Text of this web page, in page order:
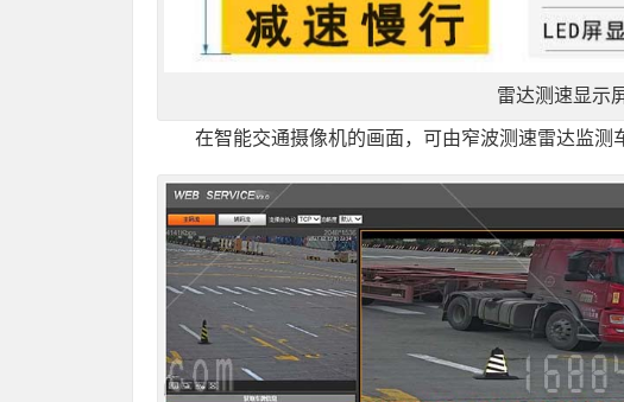
雷达测速显示
在智能交通摄像机的画面，可由窄波测速雷达监测